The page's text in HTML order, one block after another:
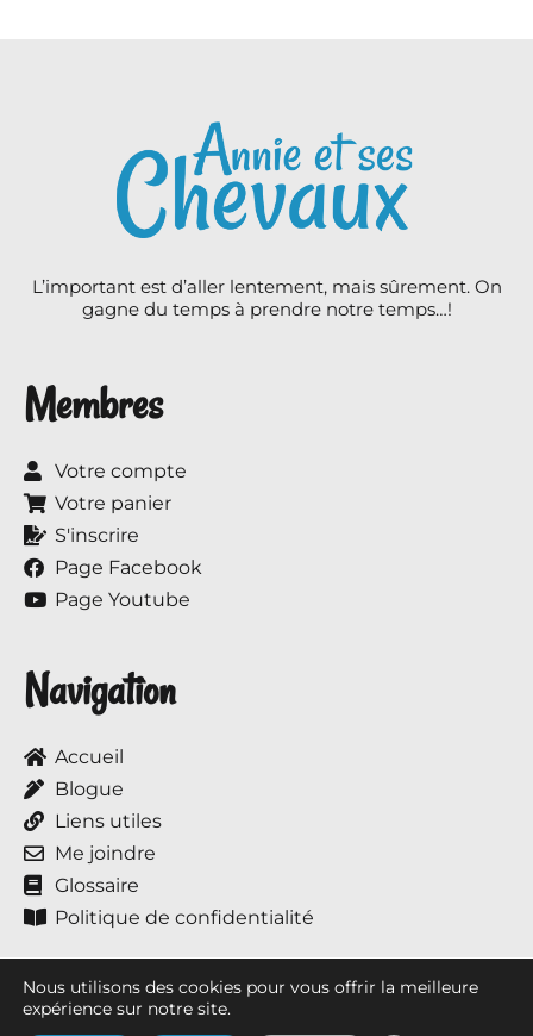
L’important est d’aller lentement, mais sûrement. On
gagne du temps à prendre notre temps…!
Membres
Votre compte
Votre panier
S'inscrire
Page Facebook
Page Youtube
Navigation
Accueil
Blogue
Liens utiles
Me joindre
Glossaire
Politique de confidentialité
Nous utilisons des cookies pour vous offrir la meilleure
expérience sur notre site.